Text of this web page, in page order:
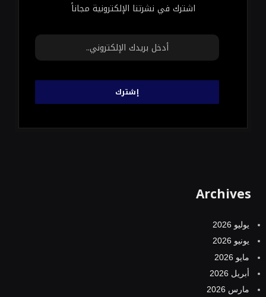
اشترك في نشرتنا الإلكترونية مجاناً
Archives
يوليو 2026
يونيو 2026
مايو 2026
أبريل 2026
مارس 2026